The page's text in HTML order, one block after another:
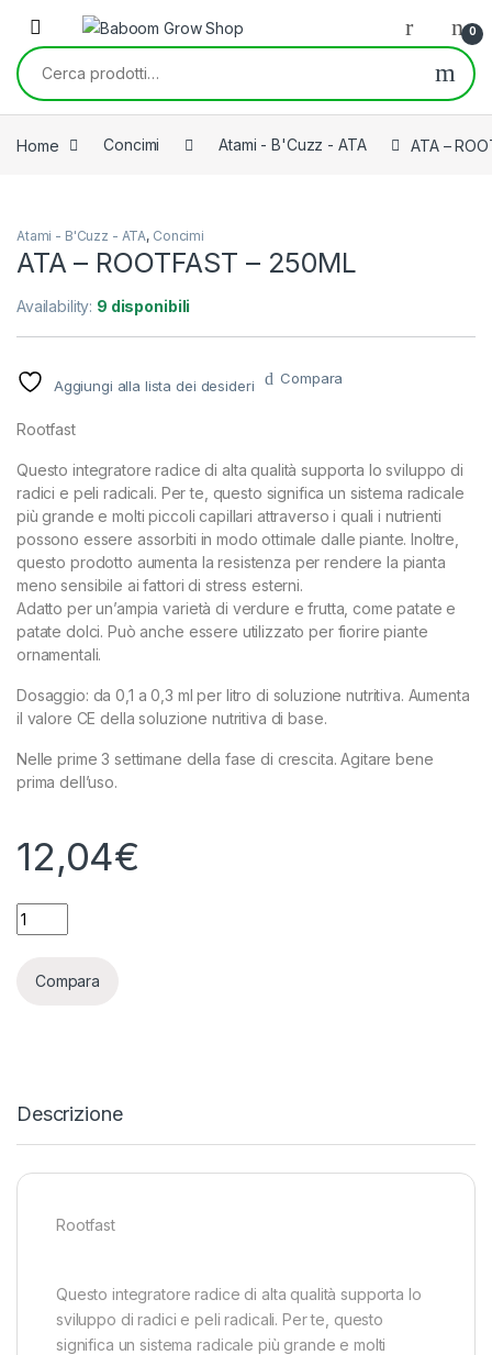
Skip to navigation
Skip to content
0
Cerca:
Home Concimi Atami - B'Cuzz - ATA ATA –
Atami - B'Cuzz - ATA, Concimi
ATA – ROOTFAST – 250ML
Availability: 9 disponibili
Aggiungi alla lista dei desideri Compara
Rootfast
Questo integratore radice di alta qualità supporta lo sviluppo di
radici e peli radicali. Per te, questo significa un sistema radicale
più grande e molti piccoli capillari attraverso i quali i nutrienti
possono essere assorbiti in modo ottimale dalle piante. Inoltre,
questo prodotto aumenta la resistenza per rendere la pianta
meno sensibile ai fattori di stress esterni.
Adatto per un’ampia varietà di verdure e frutta, come patate e
patate dolci. Può anche essere utilizzato per fiorire piante
ornamentali.
Dosaggio: da 0,1 a 0,3 ml per litro di soluzione nutritiva. Aumenta
il valore CE della soluzione nutritiva di base.
Nelle prime 3 settimane della fase di crescita. Agitare bene
prima dell’uso.
12,04€
ATA - ROOTFAST - 250ML quantity
Compara
Descrizione
Rootfast
Questo integratore radice di alta qualità supporta lo
sviluppo di radici e peli radicali. Per te, questo
significa un sistema radicale più grande e molti